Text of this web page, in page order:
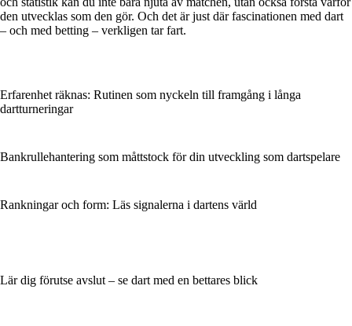
den utvecklas som den gör. Och det är just där fascinationen med dart
– och med betting – verkligen tar fart.
Erfarenhet räknas: Rutinen som nyckeln till framgång i långa
dartturneringar
Bankrullehantering som måttstock för din utveckling som dartspelare
Rankningar och form: Läs signalerna i dartens värld
Lär dig förutse avslut – se dart med en bettares blick